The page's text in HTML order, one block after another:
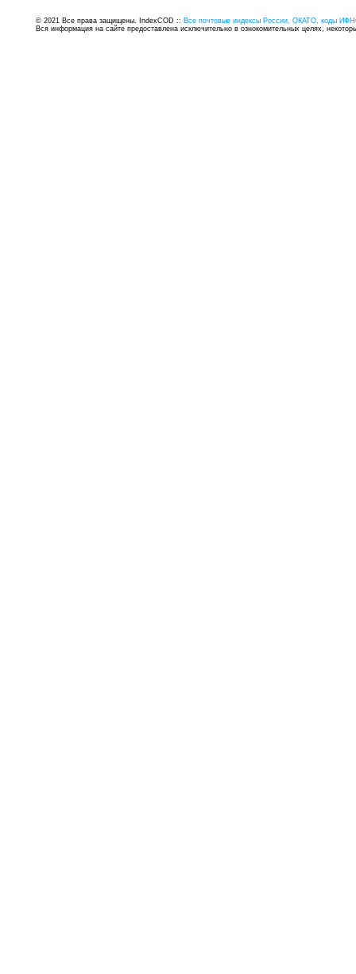
© 2021 Все права защищены. IndexCOD :: Все почтовые индексы России, ОКАТО, коды
Вся информация на сайте предоставлена исключительно в ознокомительных целях,